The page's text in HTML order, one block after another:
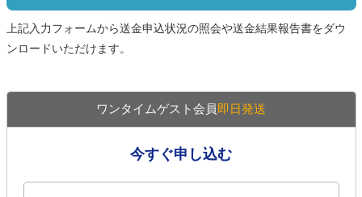
上記入力フォームから送金申込状況の照会や送金結果報告書をダウ
ンロードいただけます。
ワンタイムゲスト会員即日発送
今すぐ申し込む